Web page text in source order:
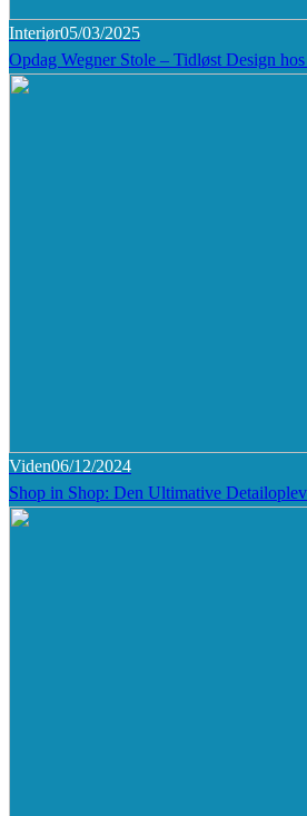
Interiør05/03/2025
Opdag Wegner Stole – Tidløst Design
Viden06/12/2024
Shop in Shop: Den Ultimative